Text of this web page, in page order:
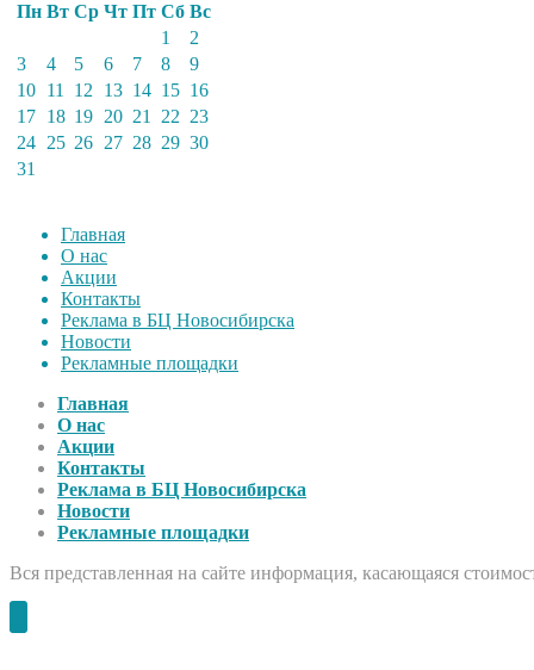
Пн Вт Ср Чт Пт Сб Вс
1
2
3
4 5 6 7 8
9
10 11 12 13 14 15 16
17 18 19 20 21 22 23
24 25 26 27 28 29 30
31
Главная
О нас
Акции
Контакты
Реклама в БЦ Новосибирска
Новости
Рекламные площадки
Главная
О нас
Акции
Контакты
Реклама в БЦ Новосибирска
Новости
Рекламные площадки
Вся представленная на сайте информация, касающаяся